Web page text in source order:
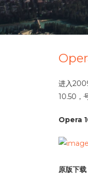
进入
10.50，
Opera
原版下载